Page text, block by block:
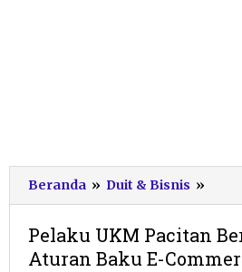
Beranda » Duit & Bisnis »
UKM
Ada
Pelaku UKM Pacitan
Aturan Baku E-